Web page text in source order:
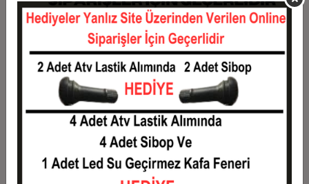
11
0,14 TL
1,53 TL
0,13 TL 1,55 TL
Taksit Taksit Tutarı
Toplam Tutar
1,25 TL
1,25 TL
0,45 TL